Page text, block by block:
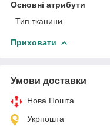
Основні атрибути
Тип тканини
Приховати
Умови доставки
Нова Пошта
Укрпошта